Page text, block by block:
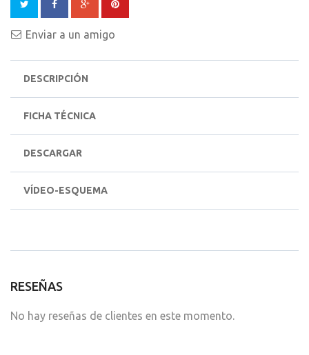
Enviar a un amigo
DESCRIPCIÓN
FICHA TÉCNICA
DESCARGAR
VÍDEO-ESQUEMA
RESEÑAS
No hay reseñas de clientes en este momento.